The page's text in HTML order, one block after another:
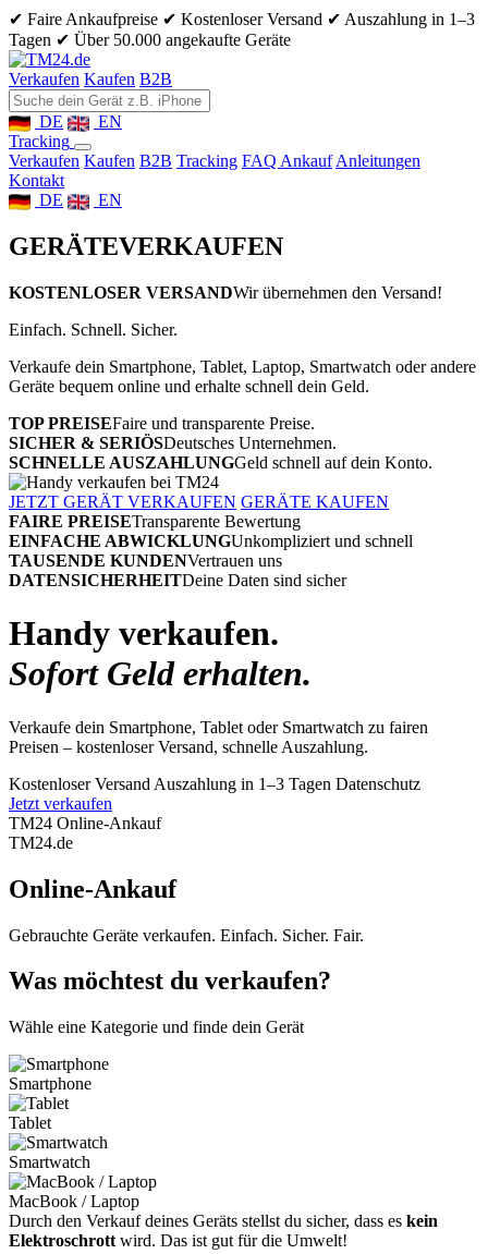
✔ Faire Ankaufpreise ✔ Kostenloser Versand ✔ Auszahlung in 1–3
Tagen ✔ Über 50.000 angekaufte Geräte
Verkaufen Kaufen B2B
DE
EN
Tracking
Verkaufen Kaufen B2B Tracking FAQ Ankauf Anleitungen
Kontakt
DE
EN
GERÄTEVERKAUFEN
KOSTENLOSER VERSANDWir übernehmen den Versand!
Einfach. Schnell. Sicher.
Verkaufe dein Smartphone, Tablet, Laptop, Smartwatch oder andere
Geräte bequem online und erhalte schnell dein Geld.
TOP PREISEFaire und transparente Preise.
SICHER & SERIÖSDeutsches Unternehmen.
SCHNELLE AUSZAHLUNGGeld schnell auf dein Konto.
JETZT GERÄT VERKAUFEN GERÄTE KAUFEN
FAIRE PREISETransparente Bewertung
EINFACHE ABWICKLUNGUnkompliziert und schnell
TAUSENDE KUNDENVertrauen uns
DATENSICHERHEITDeine Daten sind sicher
Handy verkaufen.
Sofort Geld erhalten.
Verkaufe dein Smartphone, Tablet oder Smartwatch zu fairen
Preisen – kostenloser Versand, schnelle Auszahlung.
Kostenloser Versand Auszahlung in 1–3 Tagen Datenschutz
Jetzt verkaufen
TM24 Online-Ankauf
TM24.de
Online-Ankauf
Gebrauchte Geräte verkaufen. Einfach. Sicher. Fair.
Was möchtest du verkaufen?
Wähle eine Kategorie und finde dein Gerät
Smartphone
Tablet
Smartwatch
MacBook / Laptop
Durch den Verkauf deines Geräts stellst du sicher, dass es kein
Elektroschrott wird. Das ist gut für die Umwelt!